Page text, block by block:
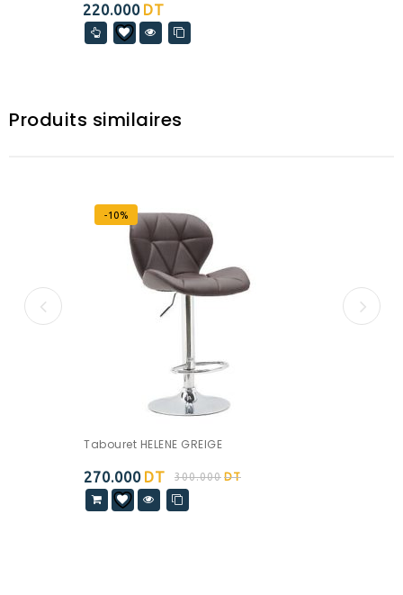
220.000 DT
Produits similaires
-10%
Tabouret HELENE GREIGE
300.000 DT
270.000 DT